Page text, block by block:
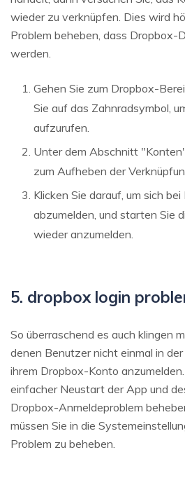
wieder zu verknüpfen. Dies wird
Problem beheben, dass
werden.
Gehen Sie zum Dropbox-
Sie auf das Zahnradsymbol,
aufzurufen.
Unter dem Abschnitt
zum Aufheben der
Klicken Sie darauf, um sich
abzumelden, und starten Sie
wieder anzumelden.
5. dropbox login
So überraschend es auch klingen
denen Benutzer nicht einmal in
ihrem Dropbox-Konto
einfacher Neustart der App und
Dropbox-Anmeldeproblem
müssen Sie in die
Problem zu beheben.